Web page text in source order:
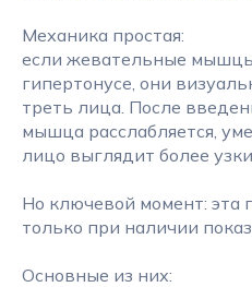
Механика простая:
если жевательные
гипертонусе, они
треть лица. После
мышца расслабляется,
лицо выглядит более
Но ключевой момент: эта
только при наличии
Основные из них: